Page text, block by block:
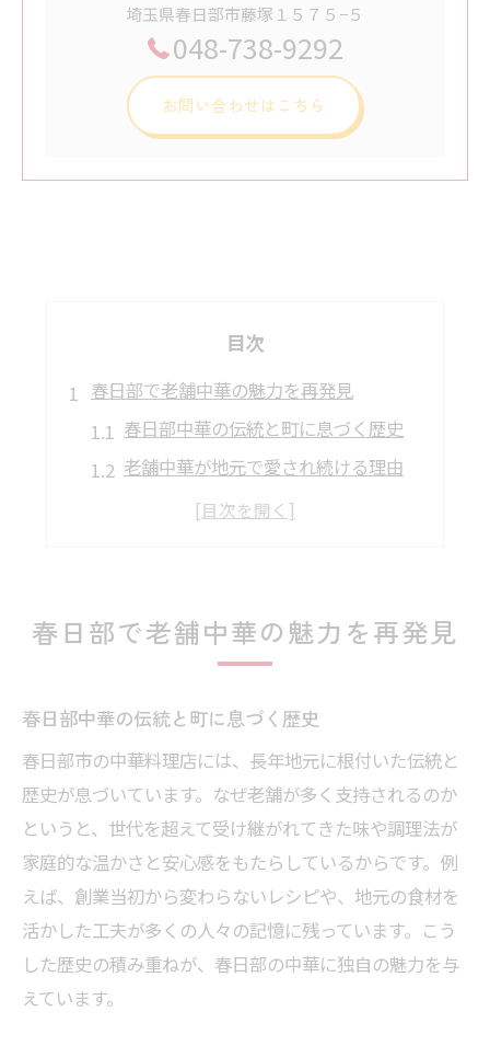
埼玉県春日部市藤塚１５７５−５
048-738-9292
お問い合わせはこちら
目次
春日部で老舗中華の魅力を再発見
春日部中華の伝統と町に息づく歴史
老舗中華が地元で愛され続ける理由
町中華の醍醐味を春日部で体感しよう
中華の奥深さを春日部で再発見
地元に根ざす中華の味わい方とは
中華を通して地域交流が深まる理由
春日部の町中華で広がる味の世界
常連が語る中華の楽しみ方のコツ
中華ランチで味わう地元の温かみ
春日部中華が日常に溶け込む秘訣
丁寧な仕込みが光る春日部中華の秘密
老舗中華の味を支える仕込みの技
春日部で老舗中華の魅力を再発見
春日部中華の伝統と町に息づく歴史
春日部市の中華料理店には、長年地元に根付いた伝統と
歴史が息づいています。なぜ老舗が多く支持されるのか
というと、世代を超えて受け継がれてきた味や調理法が
家庭的な温かさと安心感をもたらしているからです。例
えば、創業当初から変わらないレシピや、地元の食材を
活かした工夫が多くの人々の記憶に残っています。こう
した歴史の積み重ねが、春日部の中華に独自の魅力を与
えています。